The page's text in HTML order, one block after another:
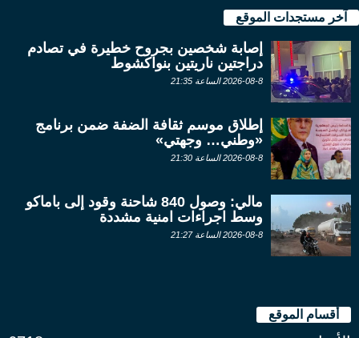
آخر مستجدات الموقع
إصابة شخصين بجروح خطيرة في تصادم
دراجتين ناريتين بنواكشوط
2026-08-8 الساعة 21:35
إطلاق موسم ثقافة الضفة ضمن برنامج
«وطني… وجهتي»
2026-08-8 الساعة 21:30
مالي: وصول 840 شاحنة وقود إلى باماكو
وسط اجراءات امنية مشددة
2026-08-8 الساعة 21:27
أقسام الموقع